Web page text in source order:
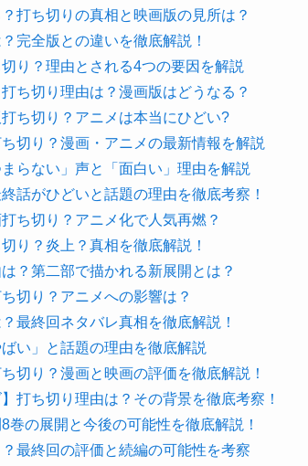
打ち切りの真相と映画版の見所は？
完全版との違いを徹底解説！
り？理由とされる4つの要因を解説
ち切り理由は？漫画版はどうなる？
ち切り？アニメは本当にひどい?
切り？漫画・アニメの最新情報を解説
らない」声と「面白い」理由を解説
話がひどいと話題の理由を徹底考察！
ち切り？アニメ化で人気再燃？
り？炎上？真相を徹底解説！
？第二部で描かれる新展開とは？
切り？アニメへの影響は？
最終回ネタバレ真相を徹底解説！
い」と話題の理由を徹底解説
切り？漫画と映画の評価を徹底解説！
打ち切り理由は？その背景を徹底考察！
巻の展開と今後の可能性を徹底解説！
最終回の評価と続編の可能性を考察